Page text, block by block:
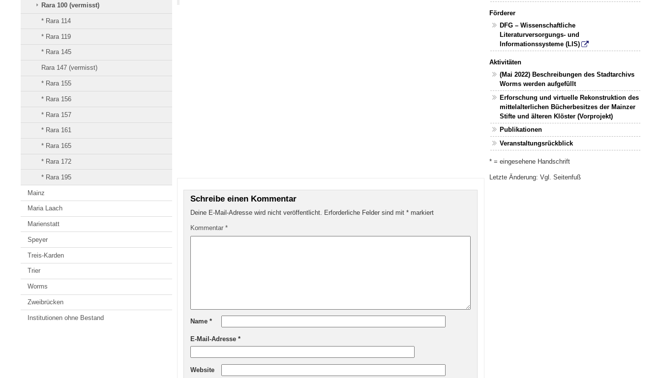
Rara 100 (vermisst)
* Rara 114
* Rara 119
* Rara 145
Rara 147 (vermisst)
* Rara 155
* Rara 156
* Rara 157
* Rara 161
* Rara 165
* Rara 172
* Rara 195
Mainz
Maria Laach
Marienstatt
Speyer
Treis-Karden
Trier
Worms
Zweibrücken
Institutionen ohne Bestand
Schreibe einen Kommentar
Deine E-Mail-Adresse wird nicht veröffentlicht. Erforderliche Felder sind mit* markiert
Kommentar*
Name*
E-Mail-Adresse*
Website
Förderer
DFG – Wissenschaftliche
Literaturversorgungs- und
Informationssysteme (LIS)
Aktivitäten
(Mai 2022) Beschreibungen des Stadtarchivs
Worms werden aufgefüllt
Erforschung und virtuelle Rekonstruktion des
mittelalterlichen Bücherbesitzes der Mainzer
Stifte und älteren Klöster (Vorprojekt)
Publikationen
Veranstaltungsrückblick
* = eingesehene Handschrift
Letzte Änderung: Vgl. Seitenfuß